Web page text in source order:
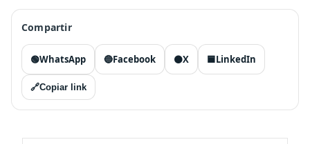
Compartir
🟢WhatsApp 🔵Facebook ⚫X 🟦LinkedIn
🔗Copiar link